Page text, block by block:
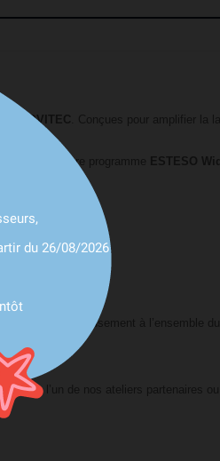
NOVITEC
du célèbre programme
Purosangue.
harmonieusement à l’ensemble
uniques.
dans l’un de nos ateliers partenaires ou
du 26/08/2026